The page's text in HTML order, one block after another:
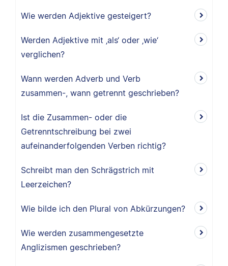
Wie werden Adjektive gesteigert?
Werden Adjektive mit ‚als‘ oder ‚wie‘
verglichen?
Wann werden Adverb und Verb
zusammen-, wann getrennt geschrieben?
Ist die Zusammen- oder die
Getrenntschreibung bei zwei
aufeinanderfolgenden Verben richtig?
Schreibt man den Schrägstrich mit
Leerzeichen?
Wie bilde ich den Plural von Abkürzungen?
Wie werden zusammengesetzte
Anglizismen geschrieben?